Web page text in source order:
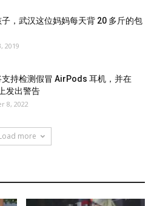
，武汉这位妈妈每天背 20 多斤的包
2019
支持检测假冒 AirPods 耳机，并在
发出警告
8, 2022
more